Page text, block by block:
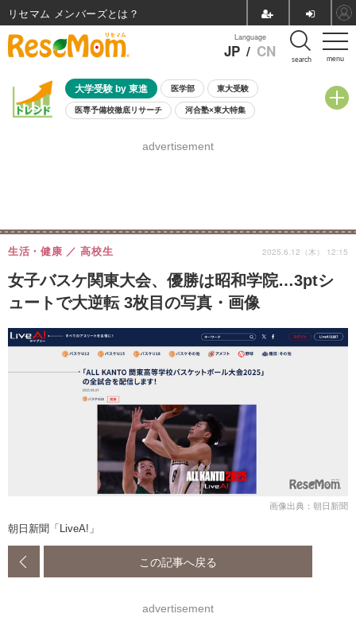
menu
Language
JP / CN search
大学受験 by 東進 医学部 東大受験
医専予備校徹底リサーチ 河合塾×東大特集
8月開催学校説明会・相談会
advertisement
女子バスケ関東大会、優勝は昭和学院…3ptシ
ュートで大逆転 3枚目の写真・画像
生活・健康 高校生 2025.6.12（木） 12:15
画像出典：朝日新聞
朝日新聞「LiveA!」
この記事へ戻る
advertisement
リセマム メンバーズ